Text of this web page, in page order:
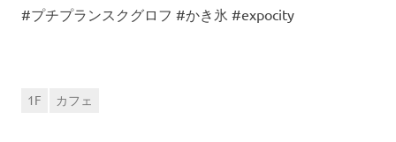
#プチプランスクグロフ #かき氷 #expocity
1F カフェ